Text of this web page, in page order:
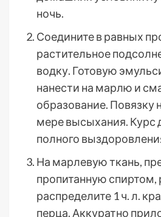
ночь.
Соедините в равных
растительное
водку. Готовую
нанести на марлю и
образование. Повязку
мере высыхания. Курс
полного
На марлевую ткань,
пропитанную спиртом,
распределите 1 ч. л.
перца. Аккуратно